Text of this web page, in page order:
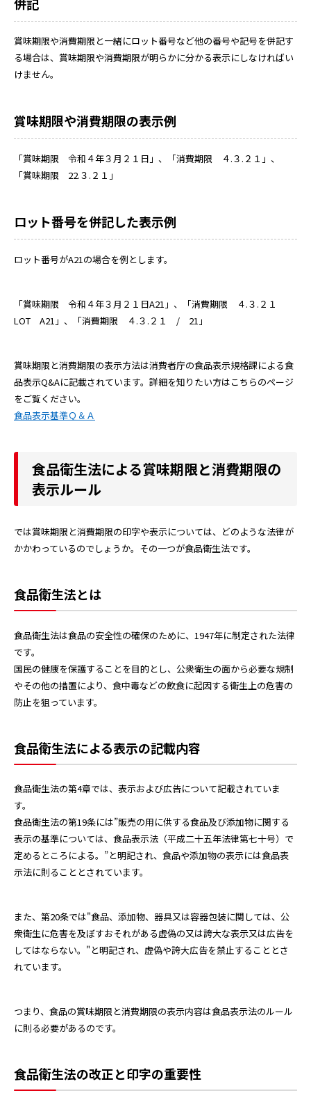
賞味期限や消費期限と一緒にロット番号など他の番号や記号を併記す
る場合は、賞味期限や消費期限が明らかに分かる表示にしなければい
けません。
賞味期限や消費期限の表示例
「賞味期限 令和４年３月２１日」、「消費期限 ４.３.２１」、
「賞味期限 22.３.２１」
ロット番号を併記した表示例
ロット番号がA21の場合を例とします。
「賞味期限 令和４年３月２１日A21」、「消費期限 ４.３.２１
LOT A21」、「消費期限 ４.３.２１ / 21」
賞味期限と消費期限の表示方法は消費者庁の食品表示規格課による食
品表示Q&Aに記載されています。詳細を知りたい方はこちらのページ
をご覧ください。
食品表示基準Ｑ＆Ａ
食品衛生法による賞味期限と消費期限の
表示ルール
では賞味期限と消費期限の印字や表示については、どのような法律が
かかわっているのでしょうか。その一つが食品衛生法です。
食品衛生法とは
食品衛生法は食品の安全性の確保のために、1947年に制定された法律
です。
国民の健康を保護することを目的とし、公衆衛生の面から必要な規制
やその他の措置により、食中毒などの飲食に起因する衛生上の危害の
防止を狙っています。
食品衛生法による表示の記載内容
食品衛生法の第4章では、表示および広告について記載されていま
す。
食品衛生法の第19条には”販売の用に供する食品及び添加物に関する
表示の基準については、食品表示法（平成二十五年法律第七十号）で
定めるところによる。”と明記され、食品や添加物の表示には食品表
示法に則ることとされています。
また、第20条では"食品、添加物、器具又は容器包装に関しては、公
衆衛生に危害を及ぼすおそれがある虚偽の又は誇大な表示又は広告を
してはならない。"と明記され、虚偽や誇大広告を禁止することとさ
れています。
つまり、食品の賞味期限と消費期限の表示内容は食品表示法のルール
に則る必要があるのです。
食品衛生法の改正と印字の重要性